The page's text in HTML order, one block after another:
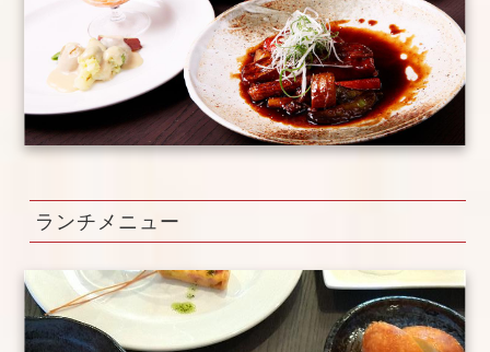
ランチメニュー